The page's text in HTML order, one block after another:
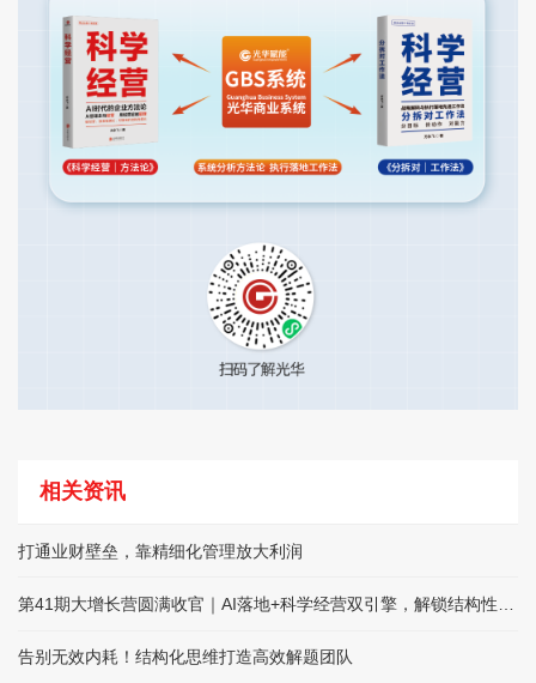
相关资讯
打通业财壁垒，靠精细化管理放大利润
告别无效内耗！结构化思维打造高效解题团队